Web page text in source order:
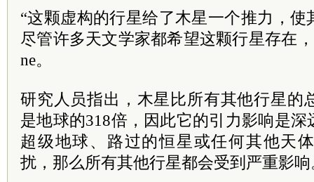
“这颗虚构的行星给了木星一个推力，
尽管许多天文学家都希望这颗行星存在
ne。
研究人员指出，木星比所有其他行星的
是地球的318倍，因此它的引力影响是
超级地球、路过的恒星或任何其他天
扰，那么所有其他行星都会受到严重影响